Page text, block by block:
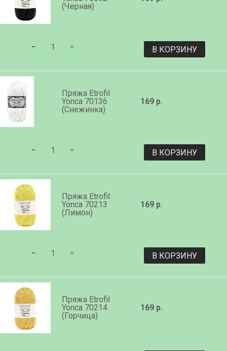
(Черная)
В КОРЗИНУ
Пряжа Etrofil
Yonca 70136
(Снежинка)
169 р.
В КОРЗИНУ
Пряжа Etrofil
Yonca 70213
(Лимон)
169 р.
В КОРЗИНУ
Пряжа Etrofil
Yonca 70214
(Горчица)
169 р.